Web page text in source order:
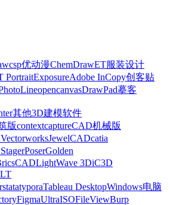
csp优动漫ChemDrawET服装设计
PortraitExposureAdobe InCopy创客贴
opencanvasDrawPad摹客
其他3D建模软件
版contextcaptureCAD机械版
VectorworksJewelCADcatia
PoserGolden
LightWave 3DiC3D
statatyporaTableau DesktopWindows电脑
FigmaUltraISOFileViewBurp